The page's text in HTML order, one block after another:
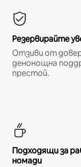
Резервирайте
Отзиви от
денонощна
престой.
Подходящи за
номади